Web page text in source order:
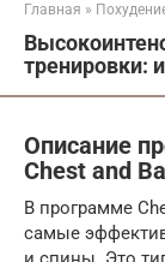
Главная »
тренировки:
Описание
Chest and
В программе
самые